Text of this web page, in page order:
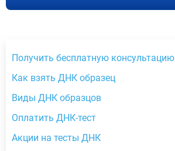
Получить бесплатную консультацию
Как взять ДНК образец
Виды ДНК образцов
Оплатить ДНК-тест
Акции на тесты ДНК